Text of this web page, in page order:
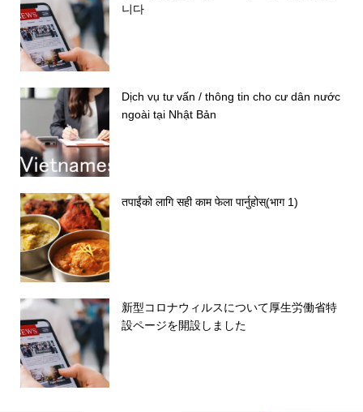
니다
Dịch vụ tư vấn / thông tin cho cư dân nước
ngoài tại Nhật Bản
तपाईंको लागि सही काम फेला पार्नुहोस्(भाग 1)
新型コロナウィルスについて厚生労働省特
設ページを開設しました